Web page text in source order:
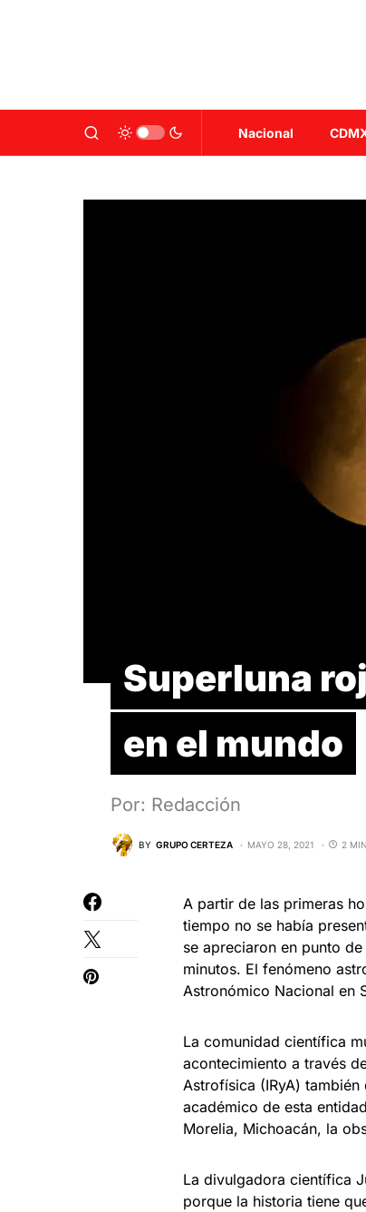
Nacional
Superluna
en el mundo
Por: Redacción
BY GRUPO CERTEZA MAYO 28, 2021 2
A partir de las primeras
tiempo no se había
se apreciaron en punto
minutos. El fenómeno
Astronómico Nacional en
La comunidad científica
acontecimiento a través
Astrofísica (IRyA)
académico de esta
Morelia, Michoacán, la
La divulgadora científica
porque la historia tiene